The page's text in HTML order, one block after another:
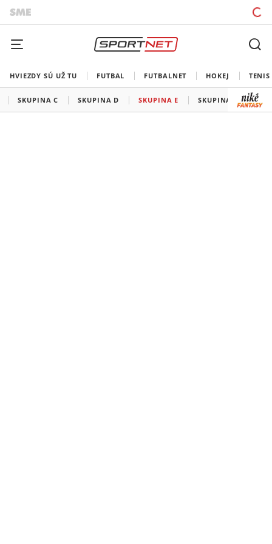
HVIEZDY SÚ UŽ TU FUTBAL FUTBALNET HOKEJ TENIS
SKUPINA C SKUPINA D SKUPINA E SKUPINA F